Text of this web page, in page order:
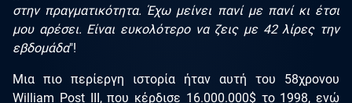
στην πραγματικότητα. Έχω μείνει πανί με πανί κι έτσι
μου αρέσει. Είναι ευκολότερο να ζεις με 42 λίρες την
εβδομάδα"!
Μια πιο περίεργη ιστορία ήταν αυτή του 58χρονου
William Post III, που κέρδισε 16.000.000$ τo 1998, ενώ